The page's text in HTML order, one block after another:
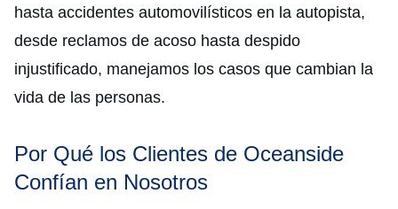
hasta accidentes automovilísticos en la autopista,
desde reclamos de acoso hasta despido
injustificado, manejamos los casos que cambian la
vida de las personas.
Por Qué los Clientes de Oceanside
Confían en Nosotros